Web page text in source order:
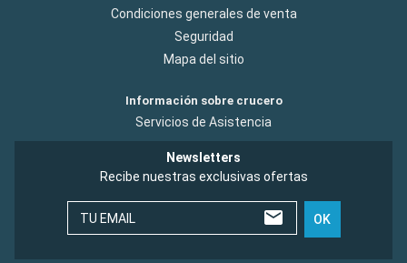
Condiciones generales de venta
Seguridad
Mapa del sitio
Información sobre crucero
Servicios de Asistencia
Newsletters
Recibe nuestras exclusivas ofertas
TU EMAIL OK